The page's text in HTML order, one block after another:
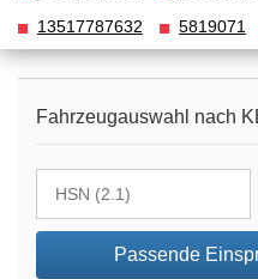
13517787632
5819071
Fahrzeugauswahl nach
Passende